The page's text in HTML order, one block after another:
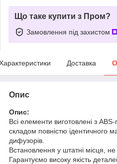
Що таке купити з Пром?
Замовлення під захистом
Доставка
Опис
Опис:
Всі елементи виготовлені з
складом повністю ідентичного
дифузорів.
Встановлення у штатні місця,
Гарантуємо високу якість